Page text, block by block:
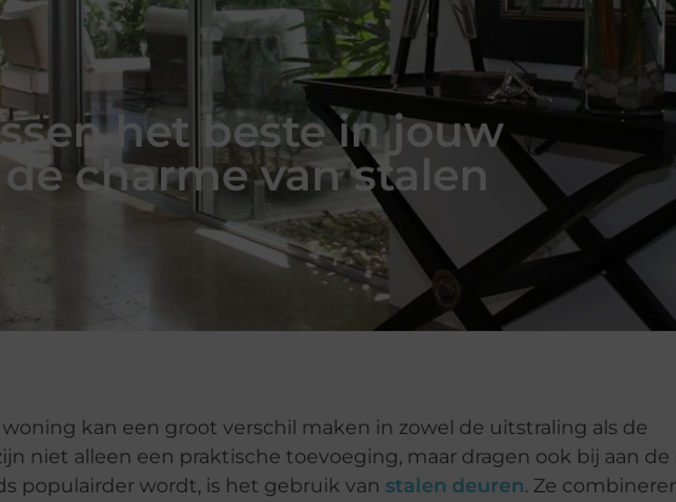
het beste in jouw
charme van stalen
kan een groot verschil maken in zowel de uitstraling als de
niet alleen een praktische toevoeging, maar dragen ook bij aan de
populairder wordt, is het gebruik van stalen deuren. Ze